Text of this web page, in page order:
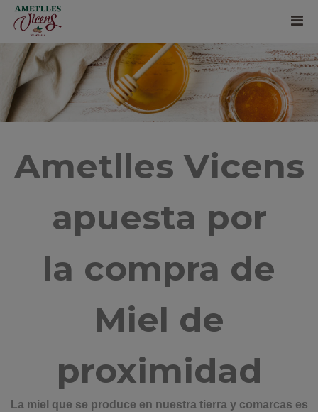
Ametlles Vicens
apuesta por
la compra de
Miel de
proximidad
La miel que se produce en nuestra tierra y comarcas es